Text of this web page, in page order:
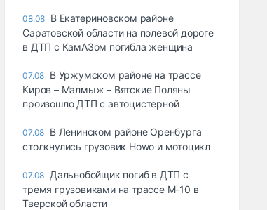
08:08 В Екатериновском районе
Саратовской области на полевой дороге
в ДТП с КамАЗом погибла женщина
07.08 В Уржумском районе на трассе
Киров – Малмыж – Вятские Поляны
произошло ДТП с автоцистерной
07.08 В Ленинском районе Оренбурга
столкнулись грузовик Howo и мотоцикл
07.08 Дальнобойщик погиб в ДТП с
тремя грузовиками на трассе М-10 в
Тверской области